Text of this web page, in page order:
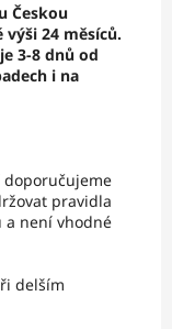
Českou
výši 24 měsíců.
3-8 dnů od
i na
doporučujeme
pravidla
a není vhodné
delším